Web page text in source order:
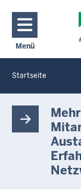
Menü
Navigation
Sie
befinden
sich
hier
Startseite
S
t
d